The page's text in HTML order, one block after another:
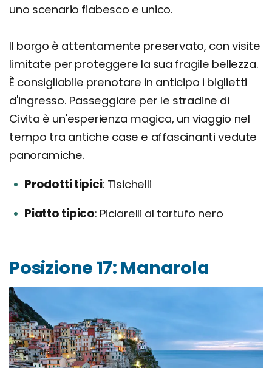
uno scenario fiabesco e unico.
Il borgo è attentamente preservato, con visite
limitate per proteggere la sua fragile bellezza.
È consigliabile prenotare in anticipo i biglietti
d'ingresso. Passeggiare per le stradine di
Civita è un'esperienza magica, un viaggio nel
tempo tra antiche case e affascinanti vedute
panoramiche.
Prodotti tipici Tisichelli
Piatto tipico Piciarelli al tartufo nero
Posizione 17: Manarola